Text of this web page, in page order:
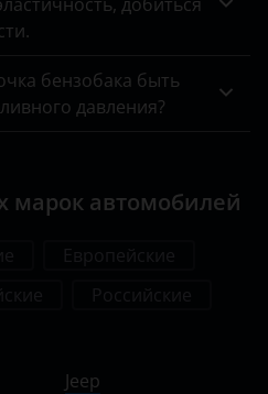
бензобака быть
давления?
марок автомобилей
Jeep